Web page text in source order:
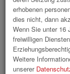
erhobenen
dies nicht, dann
Wenn Sie unter 16
freiwilligen
Weitere
unserer